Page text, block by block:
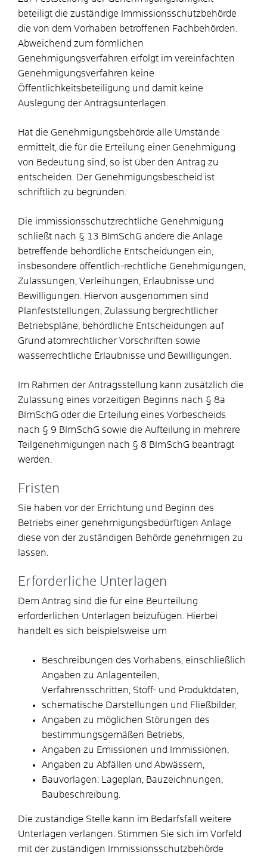
beteiligt die zuständige Immissionsschutzbehörde
die von dem Vorhaben betroffenen Fachbehörden
Abweichend zum förmlichen
Genehmigungsverfahren erfolgt im vereinfachten
Genehmigungsverfahren keine
Öffentlichkeitsbeteiligung und damit keine
Auslegung der Antragsunterlagen.
Hat die Genehmigungsbehörde alle Umstände
ermittelt, die für die Erteilung einer Genehmigung
von Bedeutung sind, so ist über den Antrag zu
entscheiden. Der Genehmigungsbescheid ist
schriftlich zu begründen.
Die immissionsschutzrechtliche Genehmigung
schließt nach § 13 BImSchG andere die Anlage
betreffende behördliche Entscheidungen ein,
insbesondere öffentlich-rechtliche Genehmigungen,
Zulassungen, Verleihungen, Erlaubnisse und
Bewilligungen. Hiervon ausgenommen sind
Planfeststellungen, Zulassung bergrechtlicher
Betriebspläne, behördliche Entscheidungen auf
Grund atomrechtlicher Vorschriften sowie
wasserrechtliche Erlaubnisse und Bewilligungen.
Im Rahmen der Antragsstellung kann zusätzlich die
Zulassung eines vorzeitigen Beginns nach § 8a
BImSchG oder die Erteilung eines Vorbescheids
nach § 9 BImSchG sowie die Aufteilung in mehrere
Teilgenehmigungen nach § 8 BImSchG beantragt
werden.
Fristen
Sie haben vor der Errichtung und Beginn des
Betriebs einer genehmigungsbedürftigen Anlage
diese von der zuständigen Behörde genehmigen zu
lassen.
Erforderliche Unterlagen
Dem Antrag sind die für eine Beurteilung
erforderlichen Unterlagen beizufügen. Hierbei
handelt es sich beispielsweise um
Beschreibungen des Vorhabens, einschließlich
Angaben zu Anlagenteilen,
Verfahrensschritten, Stoff- und Produktdaten,
schematische Darstellungen und Fließbilder,
Angaben zu möglichen Störungen des
bestimmungsgemäßen Betriebs,
Angaben zu Emissionen und Immissionen,
Angaben zu Abfällen und Abwässern,
Bauvorlagen: Lageplan, Bauzeichnungen,
Baubeschreibung.
Die zuständige Stelle kann im Bedarfsfall weitere
Unterlagen verlangen. Stimmen Sie sich im Vorfeld
mit der zuständigen Immissionsschutzbehörde